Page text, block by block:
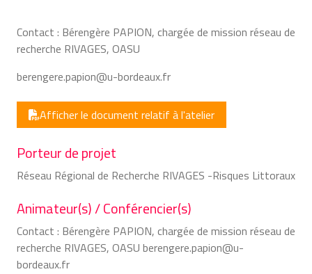
Contact : Bérengère PAPION, chargée de mission réseau de
recherche RIVAGES, OASU
berengere.papion@u-bordeaux.fr
Afficher le document relatif à l'atelier
Porteur de projet
Réseau Régional de Recherche RIVAGES -Risques Littoraux
Animateur(s) / Conférencier(s)
Contact : Bérengère PAPION, chargée de mission réseau de
recherche RIVAGES, OASU berengere.papion@u-
bordeaux.fr